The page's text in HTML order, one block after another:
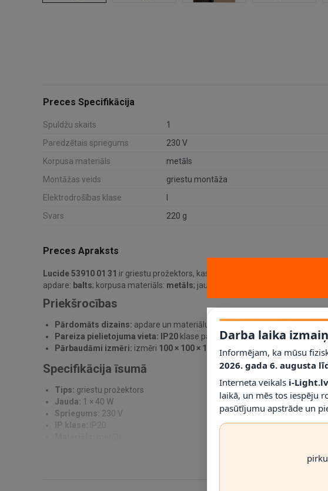
Preces Specifikācija
Spuldžu skaits 1
Paredzētais spriegums
230 V
Korpusa materiāls
metāls
Montāžas veids
griestu montāža
Elektrodrošības klase
Svars
220 g
Preces Apraksts
Lucide 53910 01 31 ir griestu prožektors, kas paredzēts praktiskam un
apdare: balts; korpusa materiāls: metāls; jauda
Priekšrocības
Pārdomāts dizains: apdare un materiālu kombinācija palīdz šim
Pareiza pielietojuma vieta:
IP20 klase palīdz noteikt, kur gaismekli drīkst
Pārbaudāmi izmēri: izmēri 100 × 100 × 150 mm ļauj pirms montāžas
Specifikācija īsumā
Tips: griestu prožektors
Jauda: 1 × 40 W
Spriegums: 230 V
IP klase:
IP20
Darba laika
Informējam, ka mūsu
2026. gada 6. augusta
Interneta veikals i-
laikā, un mēs tos iespēju
pasūtījumu apstrāde un